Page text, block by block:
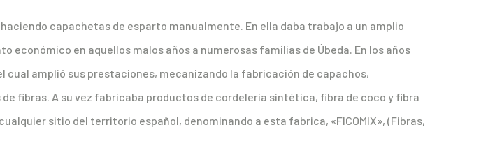
haciendo capachetas de esparto manualmente. En ella daba trabajo a un amplio
económico en aquellos malos años a numerosas familias de Úbeda. En los años
cual amplió sus prestaciones, mecanizando la fabricación de capachos,
fibras. A su vez fabricaba productos de cordelería sintética, fibra de coco y fibra
sitio del territorio español, denominando a esta fabrica, «FICOMIX», (Fibras,